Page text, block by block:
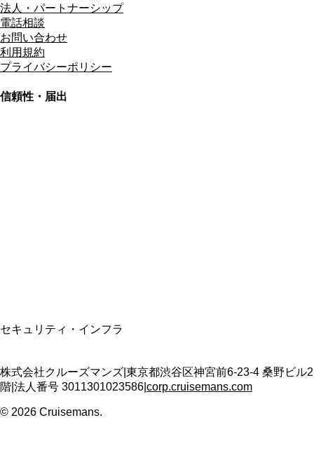
法人・パートナーシップ
電話相談
お問い合わせ
利用規約
プライバシーポリシー
信頼性・届出
セキュリティ・インフラ
株式会社クルーズマンズ 東京都渋谷区神宮前6-23-4 桑野ビル2
階 法人番号 3011301023586 corp.cruisemans.com
© 2026 Cruisemans.